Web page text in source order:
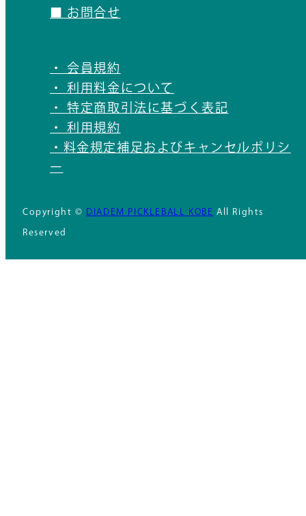
■ お問合せ
・ 会員規約
・ 利用料金について
・ 特定商取引法に基づく表記
・ 利用規約
・料金規定補足およびキャンセルポリシ
ー
Copyright © DIADEM PICKLEBALL KOBE All Rights
Reserved